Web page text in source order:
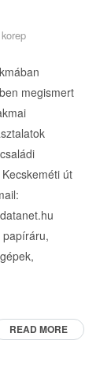
korep
megismert
út
READ MORE